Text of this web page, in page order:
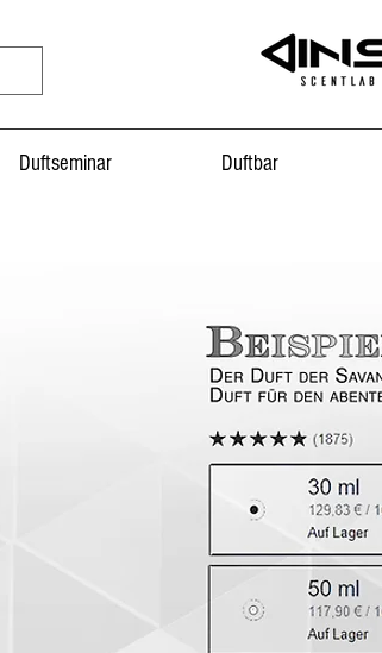
Duftseminar Duftbar